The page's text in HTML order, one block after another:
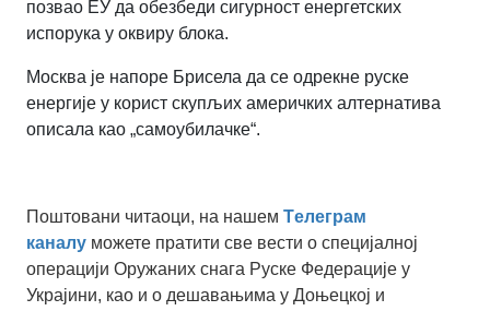
позвао ЕУ да обезбеди сигурност енергетских
испорука у оквиру блока.
Москва је напоре Брисела да се одрекне руске
енергије у корист скупљих америчких алтернатива
описала као „самоубилачке“.
Поштовани читаоци, на нашем Tелеграм
каналу можете пратити све вести о специјалној
операцији Оружаних снага Руске Федерације у
Украјини, као и о дешавањима у Доњецкој и